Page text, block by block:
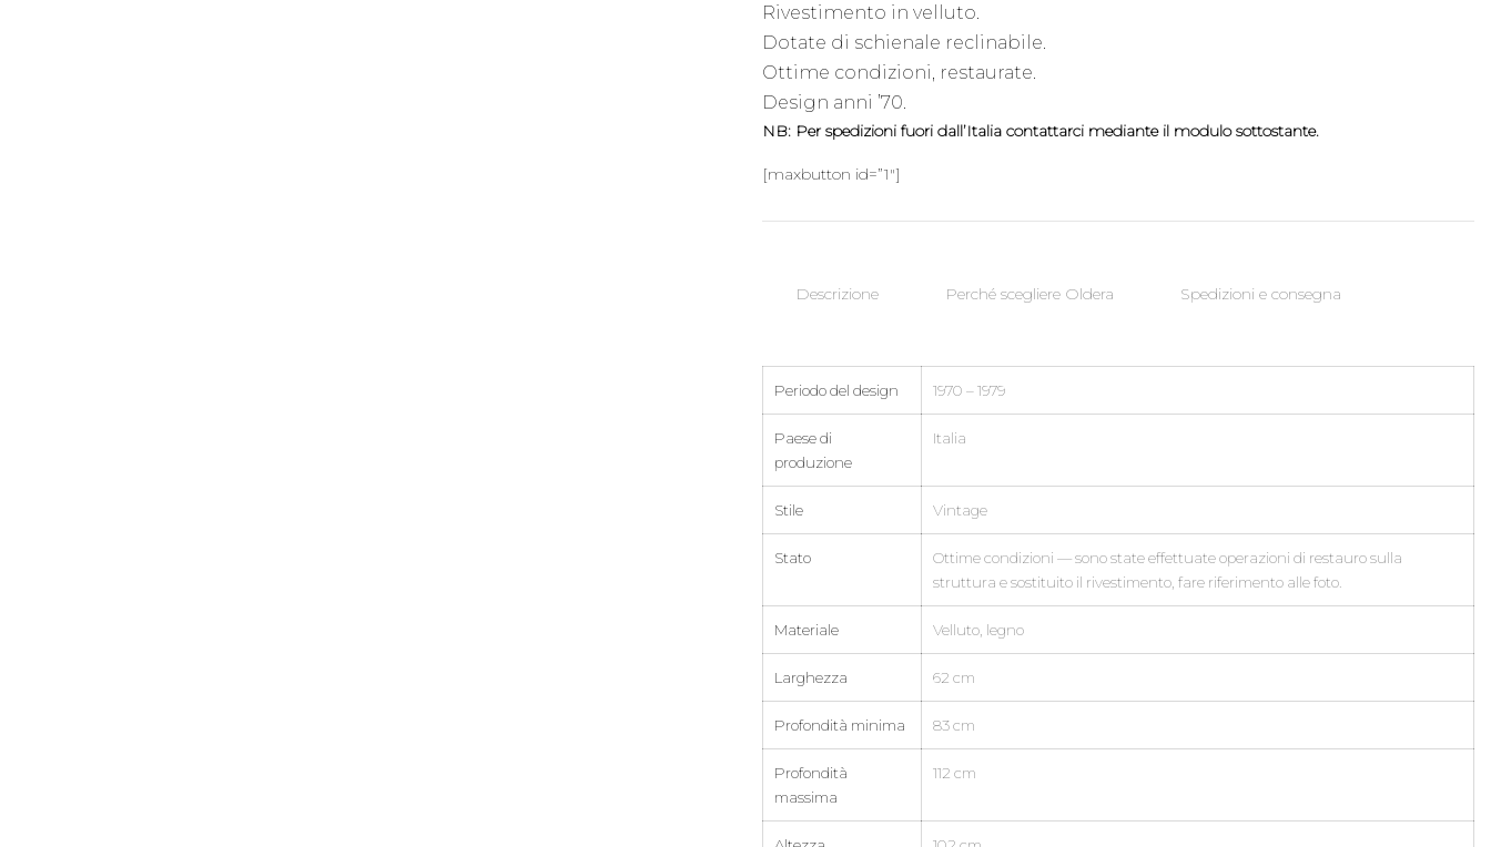
Rivestimento in velluto.
Dotate di schienale reclinabile.
Ottime condizioni, restaurate.
Design anni ’70.
NB: Per spedizioni fuori dall’Italia contattarci mediante il modulo sottostante.
[maxbutton id=”1″]
Descrizione Perché scegliere Oldera Spedizioni e consegna
Periodo del design 1970 – 1979
Paese di
produzione
Italia
Stile Vintage
Stato
Ottime condizioni — sono state effettuate operazioni di restauro sulla
struttura e sostituito il rivestimento, fare riferimento alle foto.
Materiale Velluto, legno
Larghezza 62 cm
Profondità minima 83 cm
Profondità
massima
112 cm